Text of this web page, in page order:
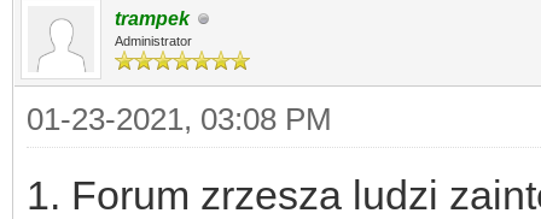
trampek
Administrator
01-23-2021, 03:08 PM
1. Forum zrzesza ludzi